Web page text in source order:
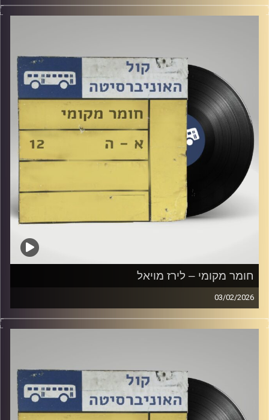
חומר מקומי – לירז מויאל
03/02/2026
שעה של מוזיקה ישראלית עם לירז מויאל